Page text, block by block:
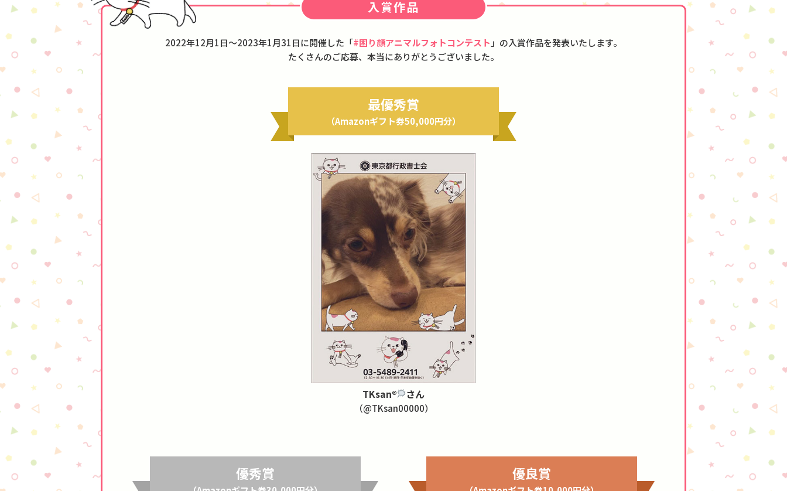
入賞作品
2022年12月1日～2023年1月31日に開催した 「#困り顔アニマルフォトコンテスト 」の入賞作品を発表いたします。
たくさんのご応募、本当にありがとうございました。
最優秀賞
（Amazonギフト券50,000円分）
TKsan® さん
（@TKsan00000）
優秀賞 優良賞